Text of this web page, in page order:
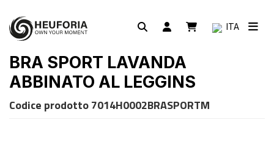
ITA
BRA SPORT LAVANDA
ABBINATO AL LEGGINS
Codice prodotto7014H0002BRASPORTM